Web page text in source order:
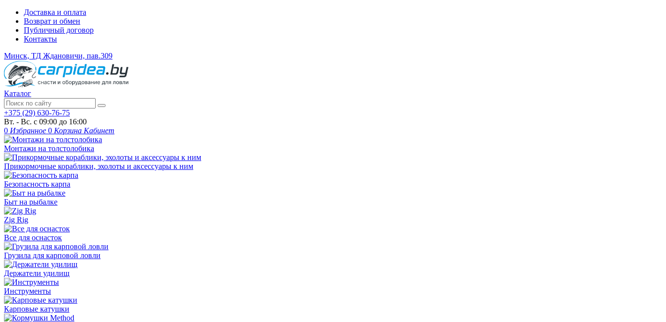
Доставка и оплата
Возврат и обмен
Публичный договор
Контакты
Минск, ТД Ждановичи, пав.309
Каталог
+375 (29) 630-76-75
Вт. - Вс. с 09:00 до 16:00
0 Избранное 0 Корзина Кабинет
Монтажи на толстолобика
Прикормочные кораблики, эхолоты и аксессуары к ним
Безопасность карпа
Быт на рыбалке
Zig Rig
Все для оснасток
Грузила для карповой ловли
Держатели удилищ
Инструменты
Карповые катушки